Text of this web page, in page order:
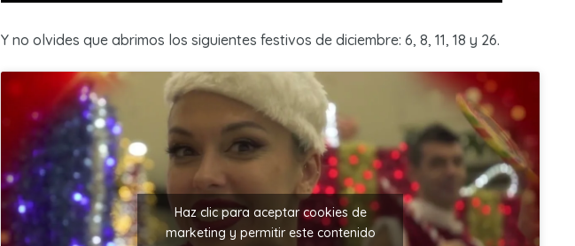
Y no olvides que abrimos los siguientes festivos de diciembre: 6, 8, 11, 18 y 26.
Haz clic para aceptar cookies de
marketing y permitir este contenido